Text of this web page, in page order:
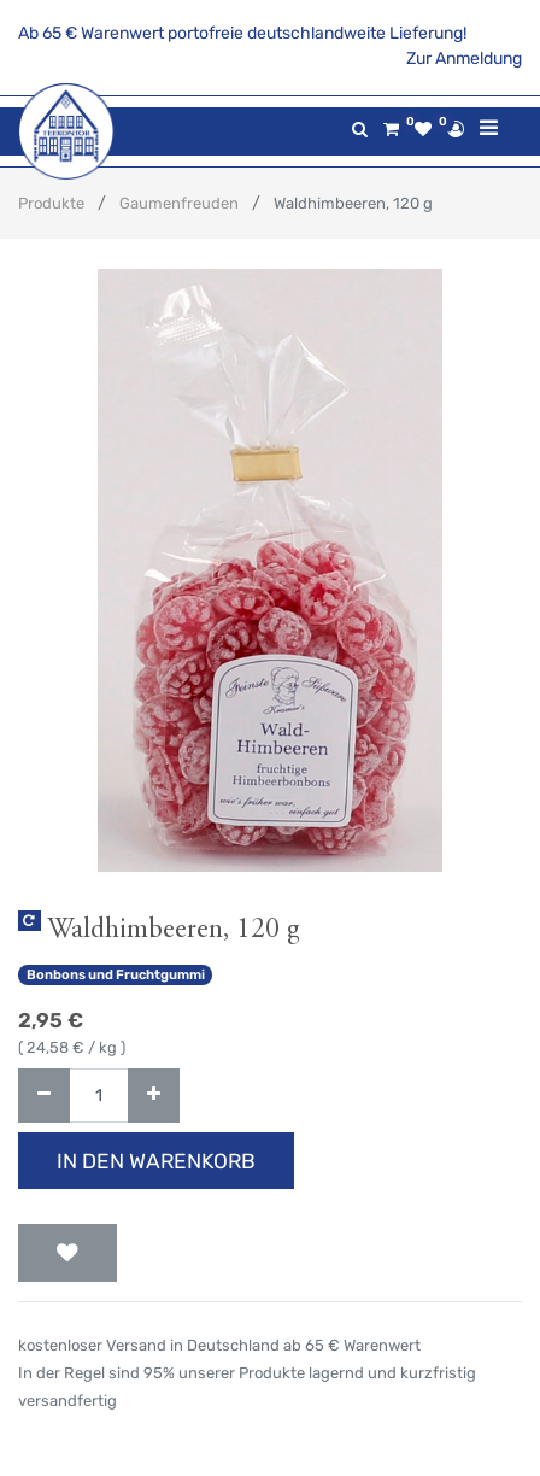
Ab 65 € Warenwert portofreie deutschlandweite Lieferung!
Zur Anmeldung
0 0
Produkte Gaumenfreuden Waldhimbeeren, 120 g
Waldhimbeeren, 120 g
Bonbons und Fruchtgummi
2,95 €
( 24,58 € / kg )
IN DEN WARENKORB
kostenloser Versand in Deutschland ab 65 € Warenwert
In der Regel sind 95% unserer Produkte lagernd und kurzfristig
versandfertig